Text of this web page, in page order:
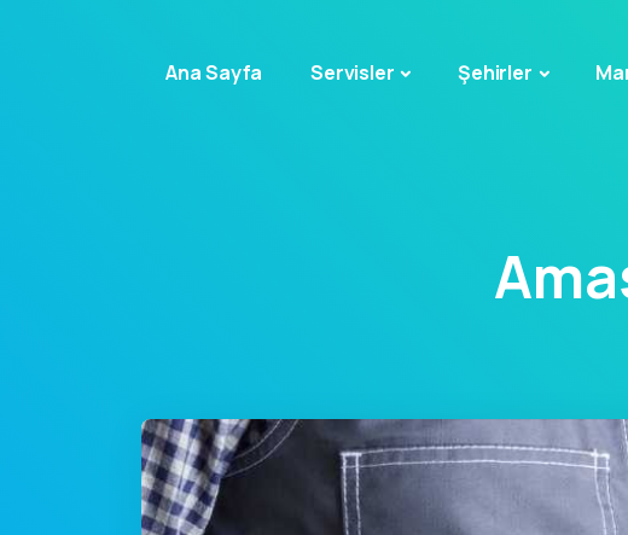
Ana Sayfa Servisler Şehirler